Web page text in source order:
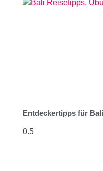
Entdeckertipps für Bali